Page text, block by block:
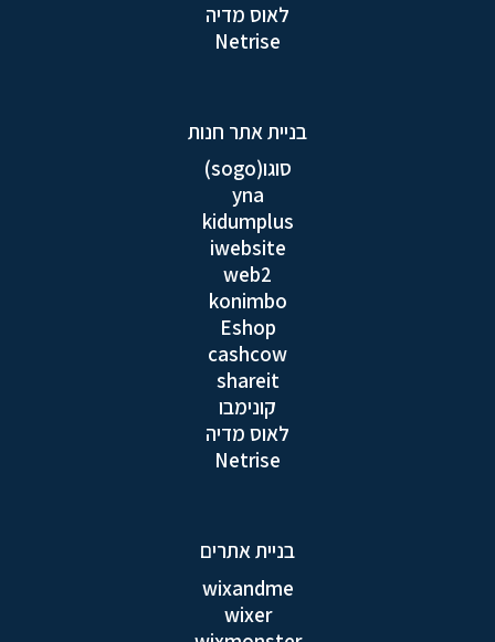
לאוס מדיה
Netrise
בניית אתר חנות
סוגו(sogo)
yna
kidumplus
iwebsite
web2
konimbo
Eshop
cashcow
shareit
קונימבו
לאוס מדיה
Netrise
בניית אתרים
wixandme
wixer